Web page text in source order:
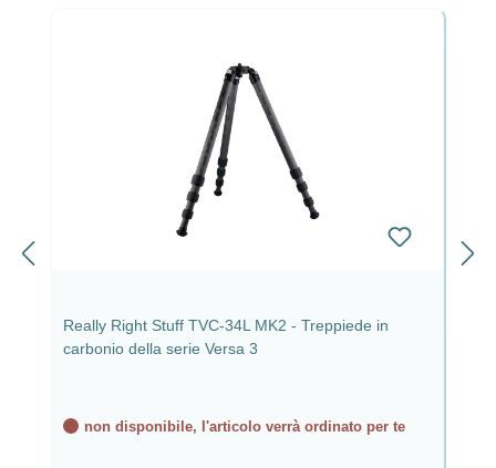
Really Right Stuff TVC-34L MK2 - Treppiede in
carbonio della serie Versa 3
non disponibile, l'articolo verrà ordinato per te